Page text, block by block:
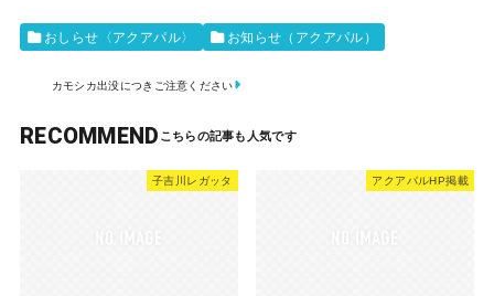
おしらせ〈アクアパル〉 お知らせ（アクアパル）
カモシカ出没につきご注意ください
RECOMMEND
子吉川レガッタ アクアパルHP掲載